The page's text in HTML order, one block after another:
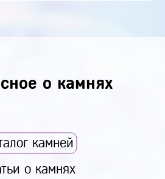
о камнях
камней
о камнях